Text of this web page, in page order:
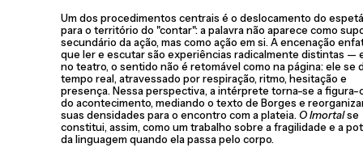
Um dos procedimentos centrais é o deslocamento do
para o território do "contar": a palavra não aparece como
secundário da ação, mas como ação em si. A encenação
que ler e escutar são experiências radicalmente distintas —
no teatro, o sentido não é retomável como na página: ele se
tempo real, atravessado por respiração, ritmo, hesitação e
presença. Nessa perspectiva, a intérprete torna-se a figura-
do acontecimento, mediando o texto de Borges e
suas densidades para o encontro com a plateia. O Imortalse
constitui, assim, como um trabalho sobre a fragilidade e a
da linguagem quando ela passa pelo corpo.